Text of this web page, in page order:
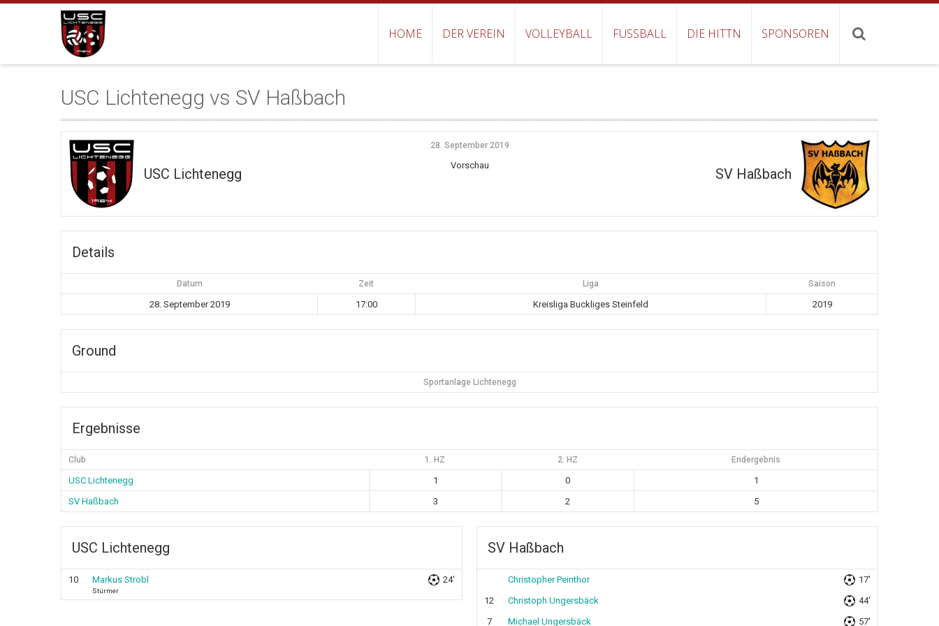
HOME DER VEREIN VOLLEYBALL FUSSBALL DIE HITTN SPONSOREN
USC Lichtenegg vs SV Haßbach
USC Lichtenegg SV Haßbach
28. September 2019
Vorschau
Details
Datum Zeit Liga Saison
28. September 2019 17:00 Kreisliga Buckliges Steinfeld 2019
Ground
Sportanlage Lichtenegg
Ergebnisse
Club 1. HZ 2. HZ Endergebnis
USC Lichtenegg 1 0
1
SV Haßbach
3 2 5
USC Lichtenegg
10 Markus Strobl
Stürmer
24'
SV Haßbach
Christopher Peinthor
17'
12
Christoph Ungersbäck
44'
7
Michael Ungersbäck 57'